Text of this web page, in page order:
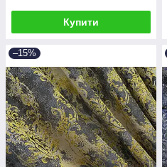
Купити
–15%